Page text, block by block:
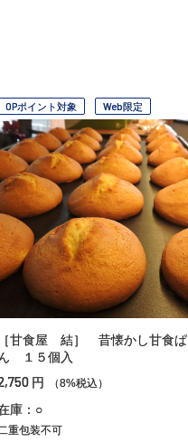
OPポイント対象 Web限定
［甘食屋 結］ 昔懐かし甘食ぱ
ん １５個入
円 （8%税込）
庫：○
重包装不可